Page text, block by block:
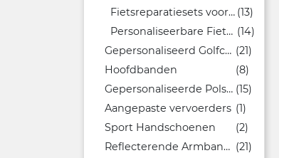
Fietsreparatiesets voor noodgevallen onderweg (13)
Personaliseerbare Fietstassen (14)
Gepersonaliseerd Golfcadeau (21)
Hoofdbanden
(8)
Gepersonaliseerde Polsbandjes (15)
Aangepaste vervoerders (1)
Sport Handschoenen
(2)
Reflecterende Armbanden (21)